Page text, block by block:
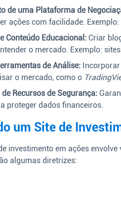
de uma Plataforma de
ações com facilidade.
Conteúdo Educacional: Criar
o mercado. Exemplo:
de Análise:
o mercado, como o
Recursos de Segurança:
proteger dados financeiros.
um Site de
investimento em ações
algumas diretrizes: